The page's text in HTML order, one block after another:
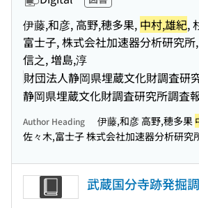
伊藤,和彦, 高野,穂多果, 中村,雄紀,
富士子, 株式会社加速器分析研究
信之, 増島,淳
財団法人静岡県埋蔵文化財調査研
静岡県埋蔵文化財調査研究所調査
Author Heading 伊藤,和彦 高野,穂多果
佐々木,富士子 株式会社加速器分析研究
武蔵国分寺跡発掘